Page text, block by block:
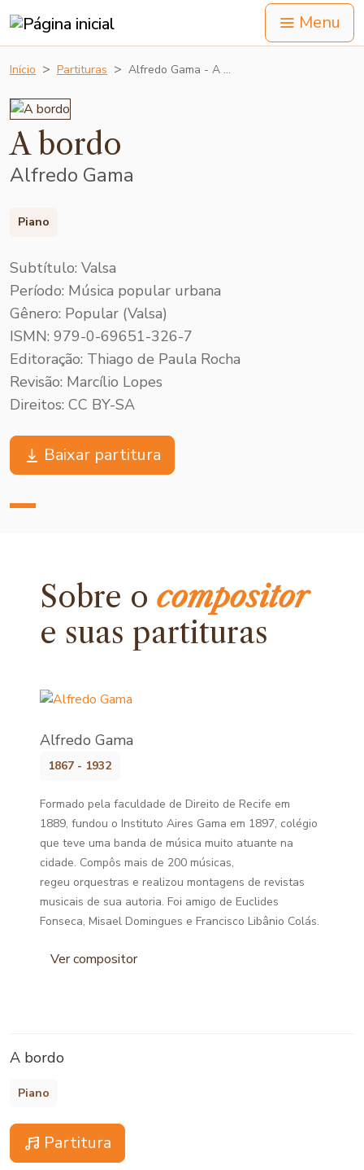
Menu
Início Partituras Alfredo Gama - A …
A bordo
Alfredo Gama
Piano
Subtítulo: Valsa
Período: Música popular urbana
Gênero: Popular (Valsa)
ISMN: 979-0-69651-326-7
Editoração: Thiago de Paula Rocha
Revisão: Marcílio Lopes
Direitos: CC BY-SA
Baixar partitura
Sobre ocompositor
e suas partituras
Alfredo Gama
1867 - 1932
Formado pela faculdade de Direito de Recife em
1889, fundou o Instituto Aires Gama em 1897, colégio
que teve uma banda de música muito atuante na
cidade. Compôs mais de 200 músicas,
regeu orquestras e realizou montagens de revistas
musicais de sua autoria. Foi amigo de Euclides
Fonseca, Misael Domingues e Francisco Libânio Colás.
Ver compositor
A bordo
Piano
Partitura